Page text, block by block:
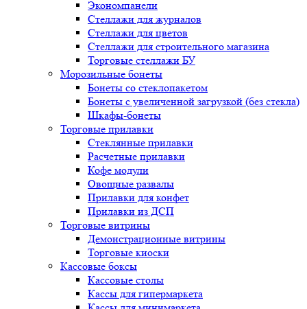
Экономпанели
Стеллажи для журналов
Стеллажи для цветов
Стеллажи для строительного магазина
Торговые стеллажи БУ
Морозильные бонеты
Бонеты со стеклопакетом
Бонеты с увеличенной загрузкой (без стекла)
Шкафы-бонеты
Торговые прилавки
Стеклянные прилавки
Расчетные прилавки
Кофе модули
Овощные развалы
Прилавки для конфет
Прилавки из ДСП
Торговые витрины
Демонстрационные витрины
Торговые киоски
Кассовые боксы
Кассовые столы
Кассы для гипермаркета